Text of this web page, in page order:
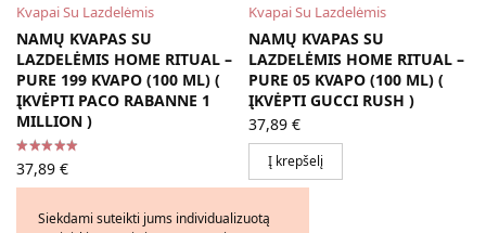
Kvapai Su Lazdelėmis
NAMŲ KVAPAS SU
LAZDELĖMIS HOME RITUAL –
PURE 199 KVAPO (100 ML) (
ĮKVĖPTI PACO RABANNE 1
MILLION )
37,89 €
Kvapai Su Lazdelėmis
NAMŲ KVAPAS SU
LAZDELĖMIS HOME RITUAL –
PURE 05 KVAPO (100 ML) (
ĮKVĖPTI GUCCI RUSH )
37,89 €
Į krepšelį
Siekdami suteikti jums individualizuotą